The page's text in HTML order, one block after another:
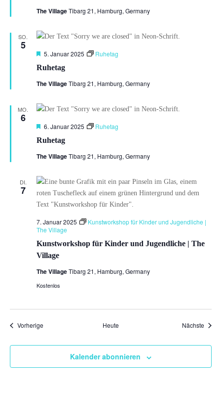
The VillageTibarg 21, Hamburg, Germany
SO.
5
Ruhetag
Hervorgehoben
5. Januar 2025 Ruhetag
The VillageTibarg 21, Hamburg, Germany
MO.
6
Ruhetag
Hervorgehoben
6. Januar 2025 Ruhetag
The VillageTibarg 21, Hamburg, Germany
DI.
7
Kunstworkshop für Kinder und Jugendliche | The
Village
7. Januar 2025
Kunstworkshop für Kinder und Jugendliche |
The Village
The VillageTibarg 21, Hamburg, Germany
Kostenlos
VorherigeVeranstaltungen Heute Nächste
Kalender abonnieren